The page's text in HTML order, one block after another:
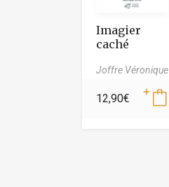
Imagier
caché
Joffre Véronique
12,90€